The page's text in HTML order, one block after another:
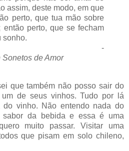
assim, deste modo, em que
perto, que tua mão sobre
então perto, que se fecham
sonho.
Sonetos de Amor
que também não posso sair do
de seus vinhos. Tudo por lá
vinho. Não entendo nada do
sabor da bebida e essa é uma
muito passar. Visitar uma
que pisam em solo chileno,